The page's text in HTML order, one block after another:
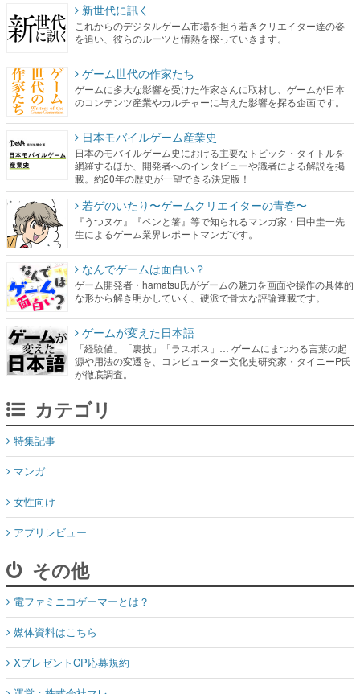
新世代に訊く
これからのデジタルゲーム市場を担う若きクリエイター達の姿
を追い、彼らのルーツと情熱を探っていきます。
ゲーム世代の作家たち
ゲームに多大な影響を受けた作家さんに取材し、ゲームが日本
のコンテンツ産業やカルチャーに与えた影響を探る企画です。
日本モバイルゲーム産業史
日本のモバイルゲーム史における主要なトピック・タイトルを
網羅するほか、開発者へのインタビューや識者による解説を掲
載。約20年の歴史が一望できる決定版！
若ゲのいたり〜ゲームクリエイターの青春〜
『うつヌケ』『ペンと箸』等で知られるマンガ家・田中圭一先
生によるゲーム業界レポートマンガです。
なんでゲームは面白い？
ゲーム開発者・hamatsu氏がゲームの魅力を画面や操作の具体的
な形から解き明かしていく、硬派で骨太な評論連載です。
ゲームが変えた日本語
「経験値」「裏技」「ラスボス」… ゲームにまつわる言葉の起
源や用法の変遷を、コンピューター文化史研究家・タイニーP氏
が徹底調査。
カテゴリ
特集記事
マンガ
女性向け
アプリレビュー
その他
電ファミニコゲーマーとは？
媒体資料はこちら
XプレゼントCP応募規約